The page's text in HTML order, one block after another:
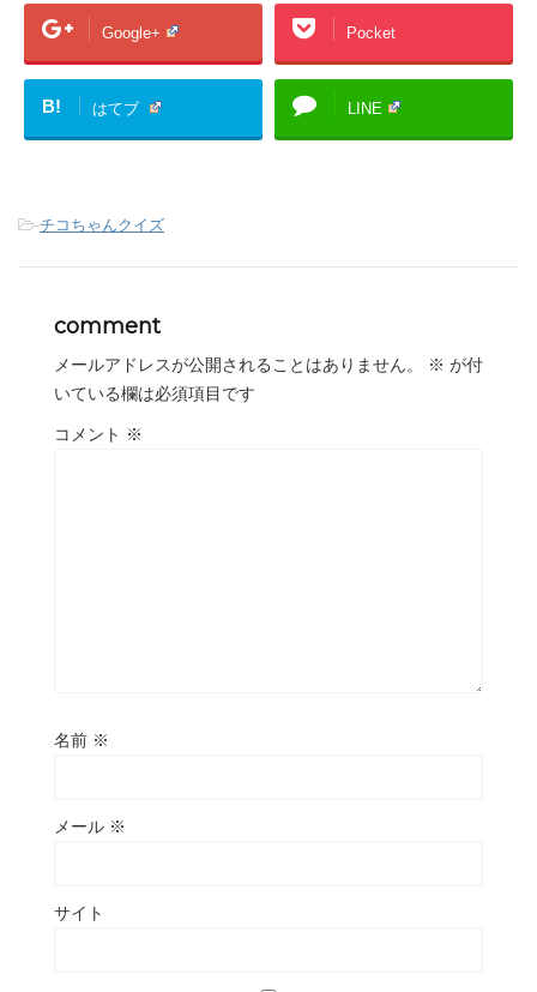
Google+ Pocket
B! はてブ LINE
-チコちゃんクイズ
comment
メールアドレスが公開されることはありません。 ※ が付
いている欄は必須項目です
コメント ※
名前 ※
メール ※
サイト